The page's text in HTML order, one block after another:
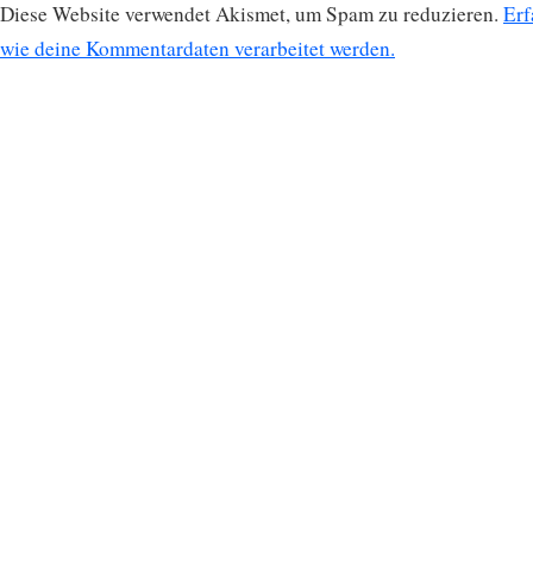
Diese Website verwendet Akismet, um Spam zu reduzieren.
wie deine Kommentardaten verarbeitet werden.